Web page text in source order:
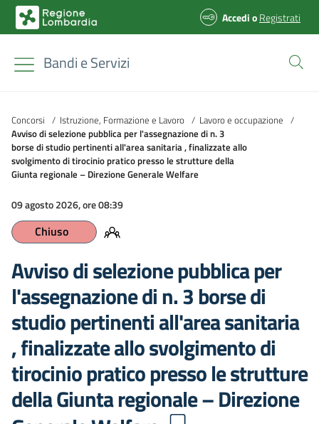
AccedioRegistrati
Bandi e Servizi
Concorsi / Istruzione, Formazione e Lavoro / Lavoro e occupazione /
Avviso di selezione pubblica per l'assegnazione di n. 3
borse di studio pertinenti all'area sanitaria , finalizzate allo
svolgimento di tirocinio pratico presso le strutture della
Giunta regionale – Direzione Generale Welfare
09 agosto 2026, ore 08:39
Chiuso
Avviso di selezione pubblica per
l'assegnazione di n. 3 borse di
studio pertinenti all'area sanitaria
, finalizzate allo svolgimento di
tirocinio pratico presso le strutture
della Giunta regionale – Direzione